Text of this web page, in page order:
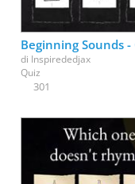
di Inspirededjax
Quiz
301